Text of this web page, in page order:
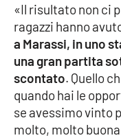
Società
Sport
RUBRICHE
Good Morning
«Il risultato non ci
ragazzi hanno
a Marassi, in uno
una gran partita
scontato. Quello
quando hai le
se avessimo vinto
molto, molto